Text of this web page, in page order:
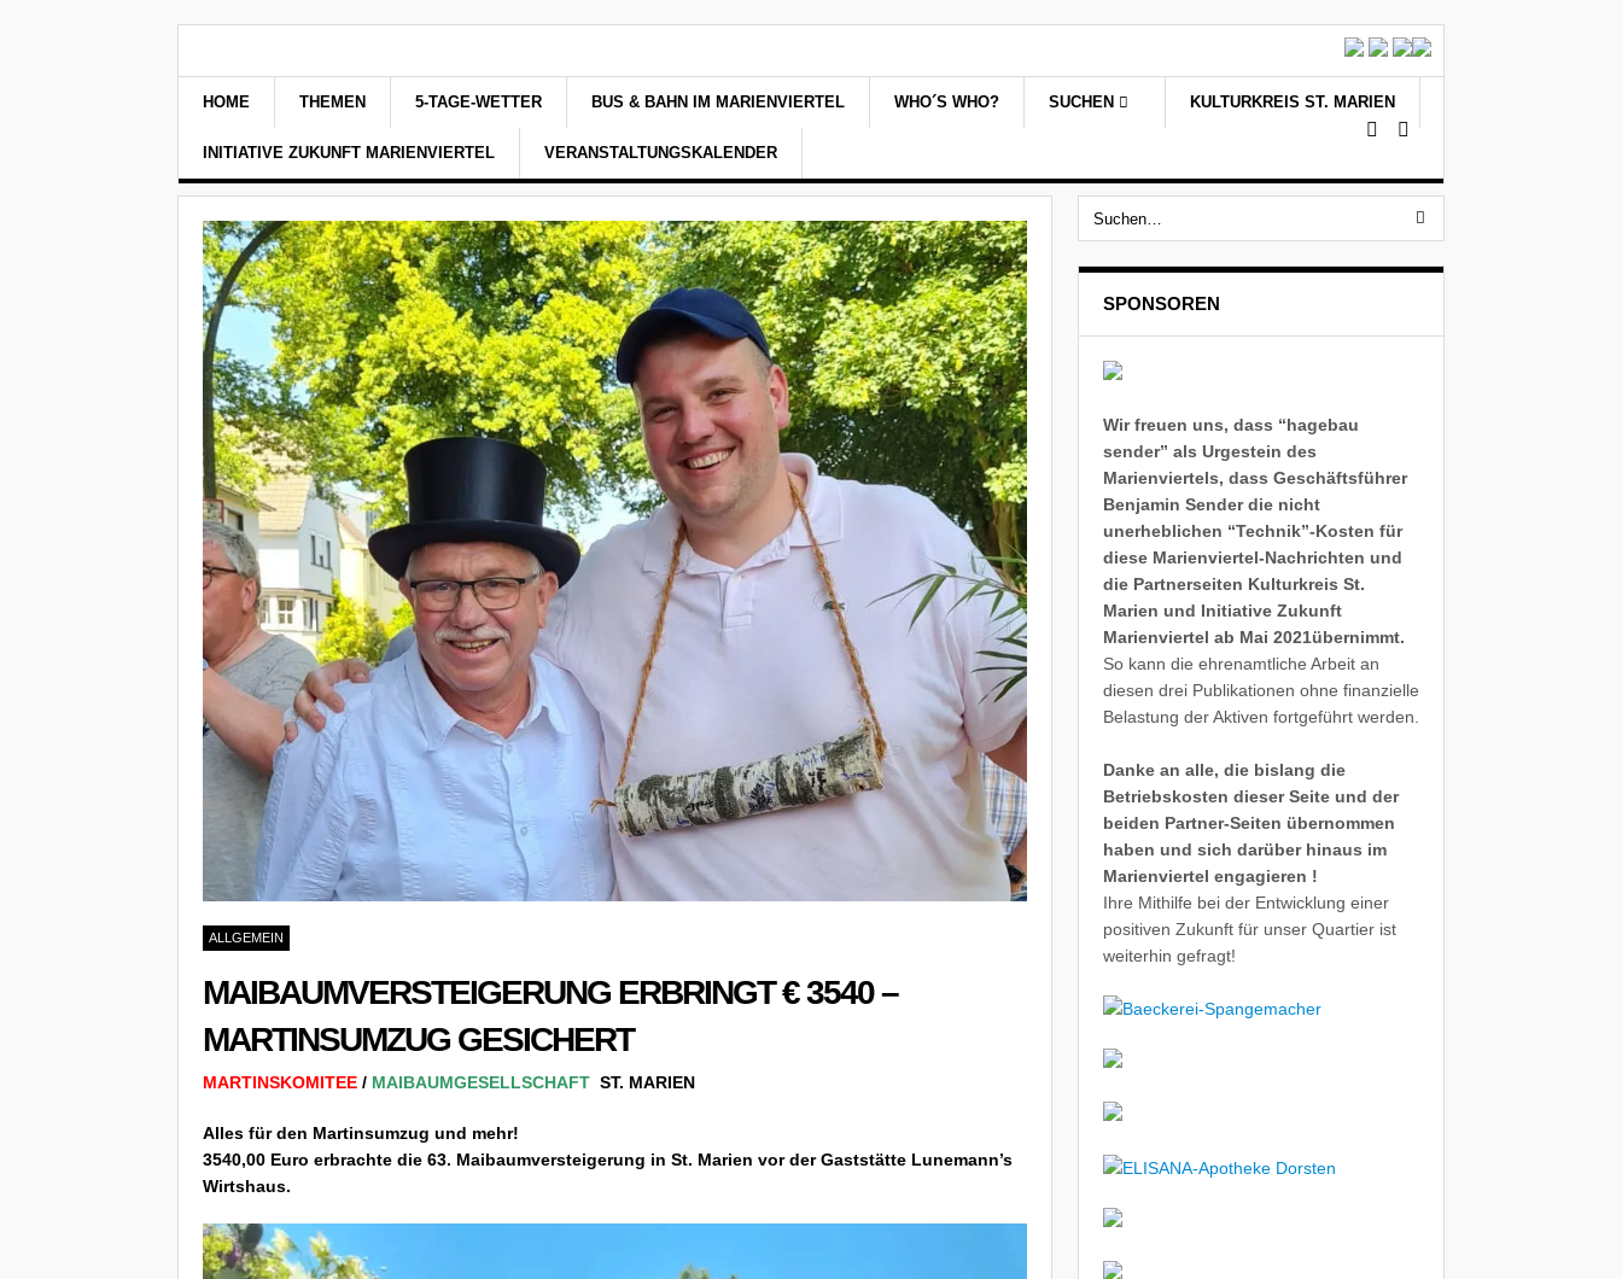
HOME THEMEN 5-TAGE-WETTER BUS & BAHN IM MARIENVIERTEL WHO´S WHO? SUCHEN KULTURKREIS ST. MARIEN
INITIATIVE ZUKUNFT MARIENVIERTEL VERANSTALTUNGSKALENDER
ALLGEMEIN
MAIBAUMVERSTEIGERUNG ERBRINGT € 3540 –
MARTINSUMZUG GESICHERT
MARTINSKOMITEE / MAIBAUMGESELLSCHAFT ST. MARIEN
Alles für den Martinsumzug und mehr!
3540,00 Euro erbrachte die 63. Maibaumversteigerung in St. Marien vor der Gaststätte Lunemann’s
Wirtshaus.
SPONSOREN
Wir freuen uns, dass “hagebau
sender” als Urgestein des
Marienviertels, dass Geschäftsführer
Benjamin Sender die nicht
unerheblichen “Technik”-Kosten für
diese Marienviertel-Nachrichten und
die Partnerseiten Kulturkreis St.
Marien und Initiative Zukunft
Marienviertel ab Mai 2021übernimmt.
So kann die ehrenamtliche Arbeit an
diesen drei Publikationen ohne finanzielle
Belastung der Aktiven fortgeführt werden.
Danke an alle, die bislang die
Betriebskosten dieser Seite und der
beiden Partner-Seiten übernommen
haben und sich darüber hinaus im
Marienviertel engagieren !
Ihre Mithilfe bei der Entwicklung einer
positiven Zukunft für unser Quartier ist
weiterhin gefragt!